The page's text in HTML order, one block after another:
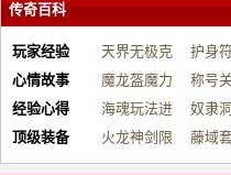
传奇百科
玩家经验
天界无极克
制…
护身
戴…
心情故事
魔龙盔魔力
增…
称号
元…
经验心得
海魂玩法进
阶…
奴隶
源…
顶级装备
火龙神剑限
制…
藤域
戴…